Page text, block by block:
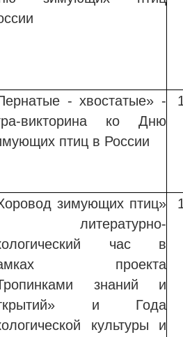
- хвостатые» -
викторина ко Дню
птиц в России
зимующих птиц»
литературно-
час в
проекта
знаний и
и Года
культуры и